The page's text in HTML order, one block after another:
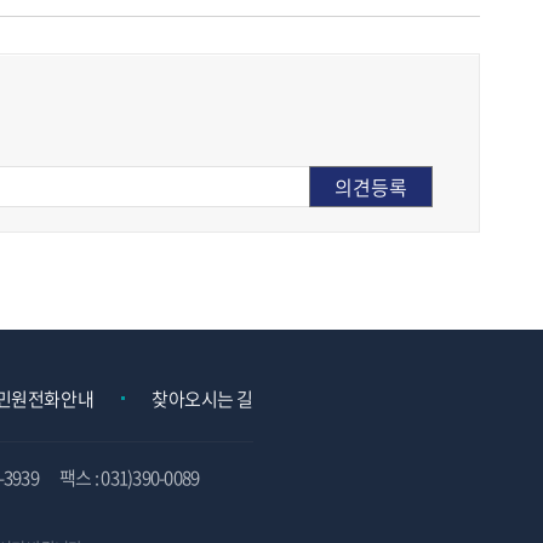
원전화안내 찾아오시는 길
팩스 : 031)390-0089